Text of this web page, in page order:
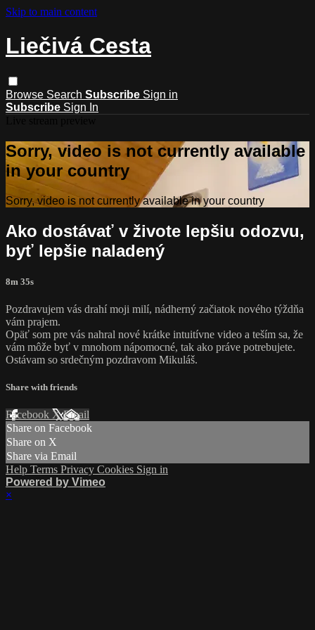
Skip to main content
Liečivá Cesta
Browse Search Subscribe Sign in
Subscribe Sign In
Sorry, video is not currently available
in your country
Sorry, video is not currently available in your country
Ako dostávať v živote lepšiu odozvu,
byť lepšie naladený
8m 35s
Pozdravujem vás drahí moji milí, nádherný začiatok nového týždňa
vám prajem.
Opäť som pre vás nahral nové krátke intuitívne video a teším sa, že
vám môže byť v mnohom nápomocné, tak ako práve potrebujete.
Ostávam so srdečným pozdravom Mikuláš.
Share with friends
Facebook XEmail
Share on Facebook
Share on X
Share via Email
Help Terms Privacy Cookies Sign in
Powered by Vimeo
×